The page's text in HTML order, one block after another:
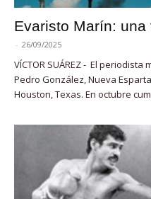
Evaristo Marín:
- 26/09/2025
VÍCTOR SUÁREZ - El
Pedro González, Nueva
Houston, Texas. En octubre